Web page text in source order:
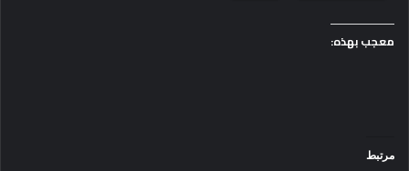
معجب بهذه:
مرتبط